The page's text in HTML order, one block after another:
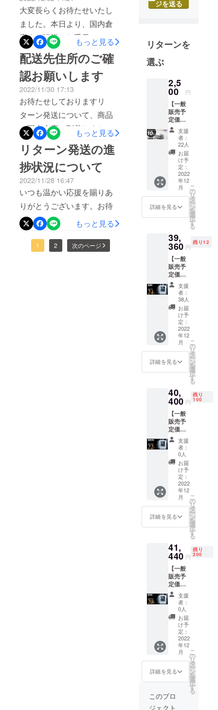
ラリから印刷
https://youtu.be/mt0lNfo-
Ujw▼オブジェクトの3Dモ
デリング
https://youtu.be/n4tii_Cjfyo▼
人物モデリング
https://youtu.be/8uhS9dyNir
E▼フィラメント交換方法
https://youtu.be/_UZzw-
x_mCI
大変長らくお待たせいたし
ました。本日より、国内倉
庫より皆様のお手元への商
品発送作業が開始されまし
たのでお知らせ致します。■
お届けに関しまして下記ご
確認をお願い致します。・
不在届になった場合には必
ず、配達拠点の保管期間内
である1週間以内に受取ご対
応をお願い致します。・予
想期間内にお受け取りが困
難な場合、早急にご連絡く
ださいませ。・万一、お受
取り頂けず、弊社倉庫に返
送された後の再送の場合
は、着払いにて発送させて
頂きます事ご了承ください
ませ。また、弊社倉庫へ返
もっと見る
配送先住所のご確
認お願いします
2022/11/30 17:13
お待たせしておりますリ
ターン発送について、商品
が国内倉庫に到着しました
ので順次発送処理を行って
まいります。再度、ご登録
の発送先住所が正しく登録
できているか、郵便番号間
違い・県・市のあとの町名
抜けなどがないかのご確認
をお願いいたします。住所
変更がある場合は【12月1日
(木)12:00】までにご連絡く
もっと見る
リターン発送の進
捗状況について
2022/11/28 16:47
いつも温かい応援を賜りあ
りがとうございます。お待
たせしておりますリターン
発送につきまして、商品が
国内へ到着いたしました。
もっと見る
1 2 次のページ
万件以上の
海外のお客
様に日本の
をお届けし
て参りまし
2019年9月、
今度は海外
の優れた製
品を日本の
お客様へお
届けしたい
という思い
から輸入総
代理店事業
を本格稼働
ジを送る
リターンを
選ぶ
2,5
00 円
【一般
販売予
定価格
2,780円
の10%
オフ】
(税込・
送料無
色（支
援時に
お選び
くださ
い） ・
ホワイ
ト ・イ
・オレ
ンジ ・
ブルー
・パー
プル ※
皆様の
ご支援
により
量産効
率が向
上した
場合、
正規販
売価格
が販売
予定価
格より
いま
す。 ※
デザイ
ン・仕
様は変
更にな
る可能
性もご
ざいま
す。ご
了承く
ださ
い。 ※
ご注文
状況、
使用部
材の供
上の都
合等に
より出
荷時期
が遅れ
る場合
があり
ます。
支援
者：
22人
お届
け予
定：
2022
年12
月
詳細を見る
こ
の
リ
タ
ー
ン
を
選
択
す
る
39,
360 円
残り12
【一般
販売予
定価格
51,800
円の
24%オ
フ】(税
込・送
料無料)
・3Dプ
リン
ター 本
体 ・材
料用タ
ンク
（ホワ
フィラ
メント1
ロール
入り）
・ピン
セット
・電源
アダプ
タ ・取
扱説明
様のご
支援に
より量
産効率
が向上
した場
販売予
定価格
より下
がる可
能性も
ござい
ます。
※デザイ
ン・仕
様は変
更にな
る可能
性もご
ざいま
す。ご
了承く
ださ
状況、
支援
者：
38人
お届
け予
定：
2022
年12
月
詳細を見る
こ
の
リ
タ
ー
ン
を
選
択
す
る
40,
400 円
残り
100
【一般
販売予
定価格
51,800
円の
22%オ
フ】(税
込・送
料無料)
・3Dプ
リン
ター 本
体 ・材
料用タ
ンク
（ホワ
フィラ
メント1
ロール
入り）
・ピン
セット
・電源
アダプ
タ ・取
扱説明
様のご
支援に
より量
産効率
が向上
した場
価格が
販売予
支援
者：
0人
お届
け予
定：
2022
年12
月
詳細を見る
こ
の
リ
タ
ー
ン
を
選
択
す
る
41,
440 円
残り
200
【一般
販売予
定価格
51,800
円の
20%オ
フ】(税
込・送
料無料)
・3Dプ
リン
ター 本
体 ・材
料用タ
ンク
（ホワ
イト
フィラ
支援
者：
0人
お届
け予
定：
2022
年12
月
詳細を見る
こ
の
リ
タ
ー
ン
を
選
択
す
る
このプロ
ジェクト